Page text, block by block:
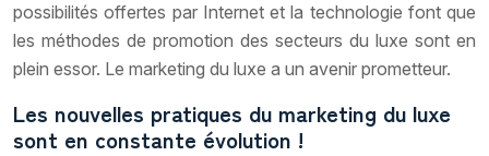
possibilités offertes par Internet et la technologie font que
les méthodes de promotion des secteurs du luxe sont en
plein essor. Le marketing du luxe a un avenir prometteur.
Les nouvelles pratiques du marketing du luxe
sont en constante évolution !